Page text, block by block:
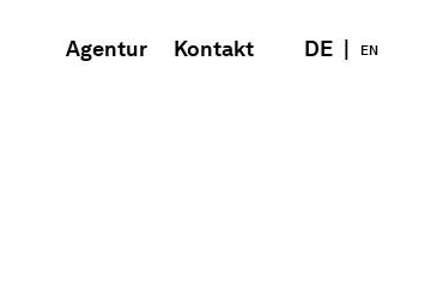
Agentur Kontakt DE EN